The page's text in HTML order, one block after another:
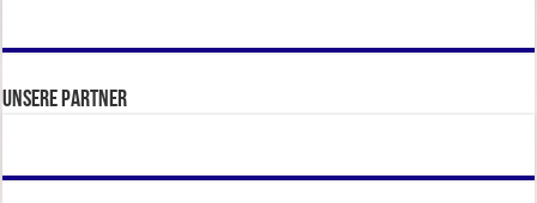
Unsere Partner